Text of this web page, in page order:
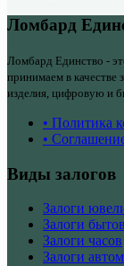
Ломбард
Ломбард Единство -
принимаем в качестве
изделия, цифровую и
• Политика
•
Виды залогов
Залоги
Залоги
Залоги часов
Залоги